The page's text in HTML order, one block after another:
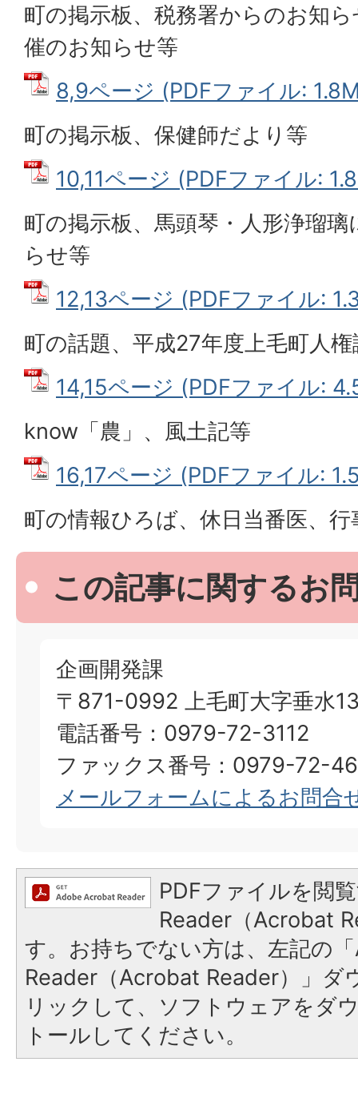
町の掲示板、税務署からのお知
催のお知らせ等
8,9ページ (PDFファイル:
町の掲示板、保健師だより等
10,11ページ (PDFファイル:
町の掲示板、馬頭琴・人形浄瑠
らせ等
12,13ページ (PDFファイル:
町の話題、平成27年度上毛町人
14,15ページ (PDFファイル:
know 「農」、風土記等
16,17ページ (PDFファイル:
町の情報ひろば、休日当番医、行
この記事に関するお
企画開発課
〒871-0992 上毛町大字垂水
電話番号：0979-72-3112
ファックス番号：0979-72-
メールフォームによるお問合
PDFファイルを閲
Reader（Acrobat
す。お持ちでない方は、左記の
Reader（Acrobat Reader）」ダ
リックして、ソフトウェアをダ
トールしてください。